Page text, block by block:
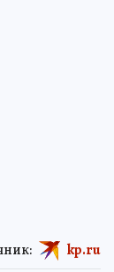
kp.ru